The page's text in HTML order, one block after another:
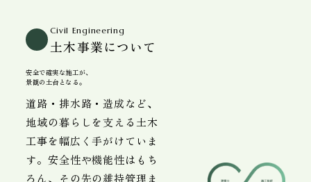
Civil Engineering
土木事業について
安全で確実な施工が、
景観の土台となる。
道路・排水路・造成など、
地域の暮らしを支える土木
工事を幅広く手がけていま
す。安全性や機能性はもち
ろん、その先の維持管理ま